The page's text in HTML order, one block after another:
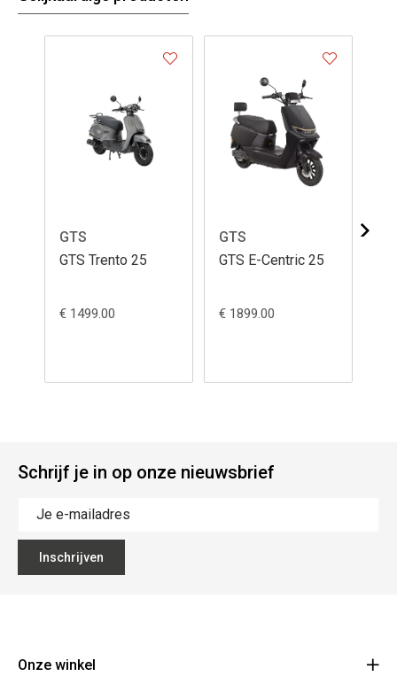
GTS
GTS Trento 25
€ 1499.00
GTS
GTS E-Centric 25
€ 1899.00
Schrijf je in op onze nieuwsbrief
Inschrijven
Onze winkel